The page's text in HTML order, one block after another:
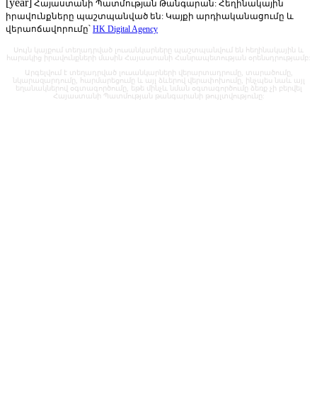
[year] Հայաստանի Պատմության Թանգարան: Հեղինակային
իրավունքները պաշտպանված են: Կայքի արդիականացումը և
վերաոճավորումը՝ HK Digital Agency
Սույն կայքում տեղադրված լուսանկարները պաշտպանվում են հեղինակային և
հարակից իրավունքների մասին Հայաստանի Հանրապետության օրենսդրությամբ:
Արգելվում է տեղադրված լուսանկարների վերարտադրումը, տարածումը,
նկարազարդումը, հարմարեցումը և այլ ձևերով վերափոխումը, ինչպես նաև այլ
եղանակներով օգտագործումը, եթե մինչև նման օգտագործումը ձեռք չի բերվել
Հայաստանի Պատմության թանգարանի թույլտվությունը: